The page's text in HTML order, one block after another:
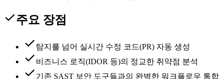
주요 장점
탐지를 넘어 실시간 수정 코드(PR) 자동 생성
비즈니스 로직(IDOR 등)의 정교한 취약점 분석
기존 SAST 보안 도구들과의 완벽한 워크플로우 통합